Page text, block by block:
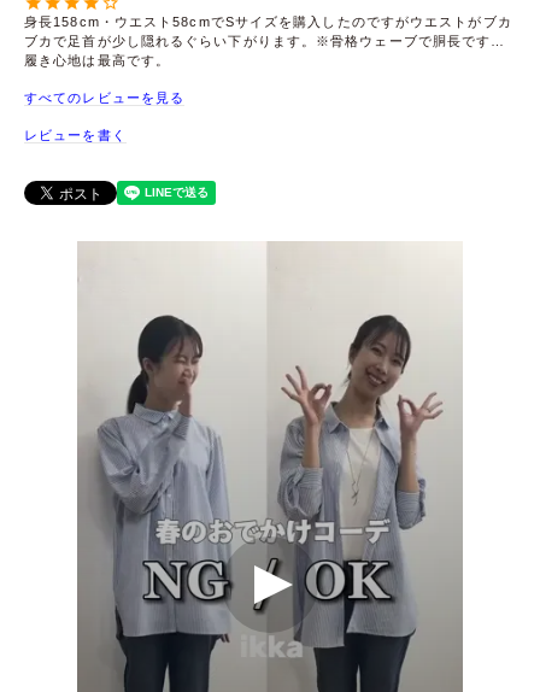
身長158cm・ウエスト58cmでSサイズを購入したのですがウエストがブカ
ブカで足首が少し隠れるぐらい下がります。※骨格ウェーブで胴長です…
履き心地は最高です。
すべてのレビューを見る
レビューを書く